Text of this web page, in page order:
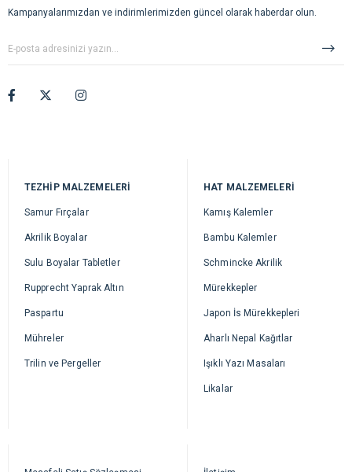
Kampanyalarımızdan ve indirimlerimizden güncel olarak haberdar olun.
TEZHİP MALZEMELERİ
Samur Fırçalar
Akrilik Boyalar
Sulu Boyalar Tabletler
Rupprecht Yaprak Altın
Paspartu
Mühreler
Trilin ve Pergeller
HAT MALZEMELERİ
Kamış Kalemler
Bambu Kalemler
Schmincke Akrilik
Mürekkepler
Japon İs Mürekkepleri
Aharlı Nepal Kağıtlar
Işıklı Yazı Masaları
Likalar